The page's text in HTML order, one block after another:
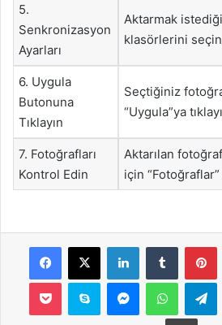
5.
Senkronizasyon
Ayarları
Aktarmak
klasörlerini
6. Uygula
Butonuna
Tıklayın
Seçtiğiniz
“Uygula”ya
7. Fotoğrafları
Kontrol Edin
Aktarılan
için “Fotoğraflar”
Facebook
X LinkedInTumblr
Pocket Skype Messenger